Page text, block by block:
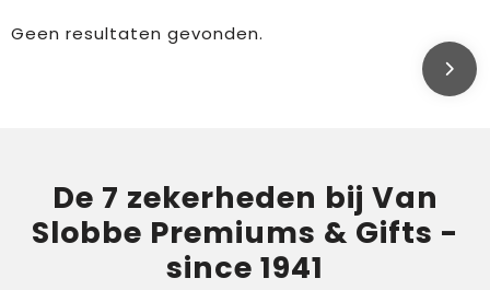
Geen resultaten gevonden.
De 7 zekerheden bij Van
Slobbe Premiums & Gifts -
since 1941